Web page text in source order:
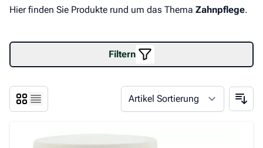
Hier finden Sie Produkte rund um das Thema Zahnpflege.
Filtern